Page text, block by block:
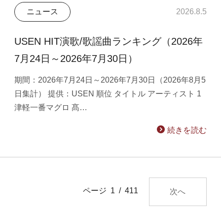
ニュース 2026.8.5
USEN HIT演歌/歌謡曲ランキング（2026年
7月24日～2026年7月30日）
期間：2026年7月24日～2026年7月30日（2026年8月5
日集計） 提供：USEN 順位 タイトル アーティスト 1
津軽一番マグロ 髙…
続きを読む
ページ 1 / 411 次へ